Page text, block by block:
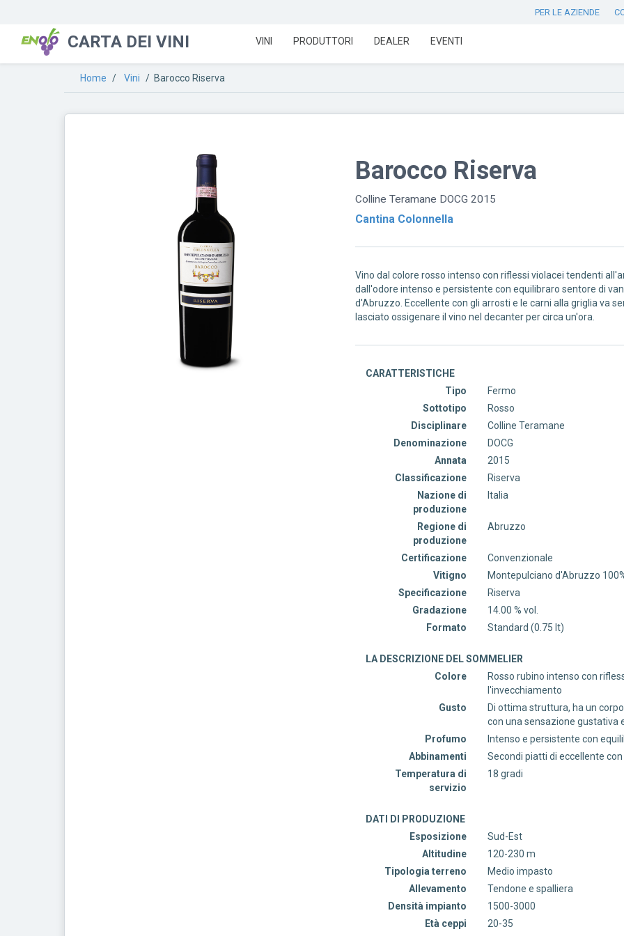
PER LE AZIENDE
CARTA DEI VINI VINI PRODUTTORI DEALER EVENTI
Home / Vini / Barocco Riserva
Barocco Riserva
Colline Teramane DOCG 2015
Cantina Colonnella
Vino dal colore rosso intenso con riflessi violacei tendenti
dall'odore intenso e persistente con equilibraro sentore di
d'Abruzzo. Eccellente con gli arrosti e le carni alla griglia va
lasciato ossigenare il vino nel decanter per circa un'ora.
CARATTERISTICHE
Tipo
Fermo
Sottotipo
Rosso
Disciplinare
Colline Teramane
Denominazione
DOCG
Annata
2015
Classificazione
Riserva
Nazione di
produzione
Italia
Regione di
produzione
Abruzzo
Certificazione
Convenzionale
Vitigno
Montepulciano d'Abruzzo
Specificazione
Riserva
Gradazione
14.00 % vol.
Formato
Standard (0.75 lt)
LA DESCRIZIONE DEL SOMMELIER
Colore
Rosso rubino intenso con
l'invecchiamento
Gusto
Di ottima struttura, ha un
con una sensazione gustativa
Profumo
Intenso e persistente con
Abbinamenti
Secondi piatti di eccellente
Temperatura di
servizio
18 gradi
DATI DI PRODUZIONE
Esposizione
Sud-Est
Altitudine
120-230 m
Tipologia terreno
Medio impasto
Allevamento
Tendone e spalliera
Densità impianto
1500-3000
Età ceppi
20-35